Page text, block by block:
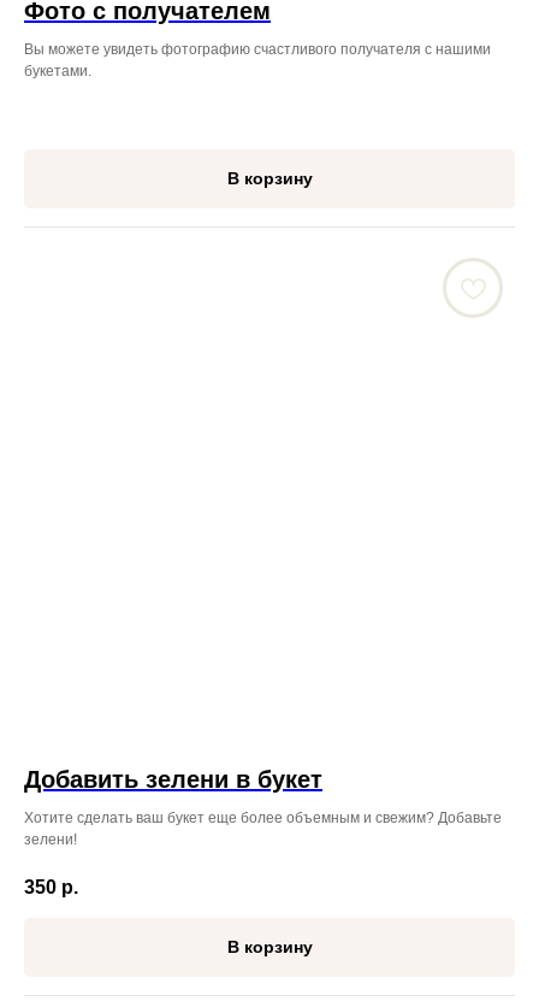
Фото с получателем
Вы можете увидеть фотографию счастливого получателя с нашими
букетами.
В корзину
Добавить зелени в букет
Хотите сделать ваш букет еще более объемным и свежим? Добавьте
зелени!
350 р.
В корзину